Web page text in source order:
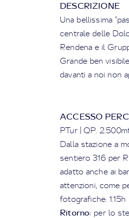
DESCRIZIONE
Una bellissima
centrale delle
Rendena e il
Grande ben
davanti a noi non
ACCESSO
PTur | QP.
Dalla stazione a
sentiero 316 per
adatto anche ai
attenzioni, come
fotografiche: 1.15h
Ritorno: per lo